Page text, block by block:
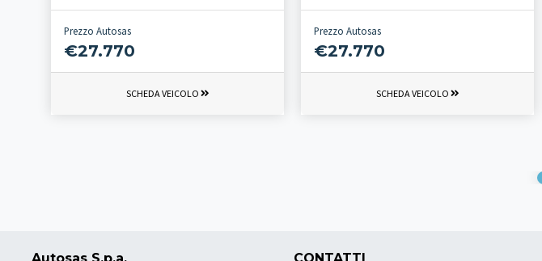
Prezzo Autosas
€27.770
SCHEDA VEICOLO
Prezzo Autosas
€27.770
SCHEDA VEICOLO